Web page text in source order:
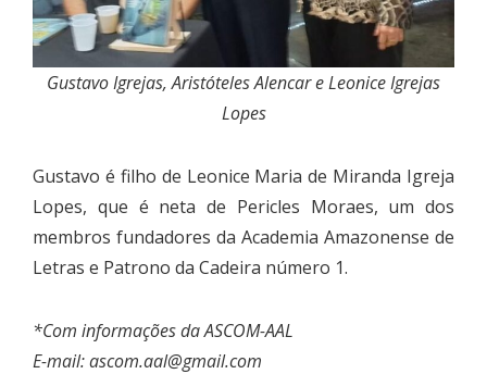
Gustavo Igrejas, Aristóteles Alencar e Leonice Igrejas
Lopes
Gustavo é filho de Leonice Maria de Miranda Igreja
Lopes, que é neta de Pericles Moraes, um dos
membros fundadores da Academia Amazonense de
Letras e Patrono da Cadeira número 1.
*Com informações da ASCOM-AAL
E-mail:ascom.aal@gmail.com